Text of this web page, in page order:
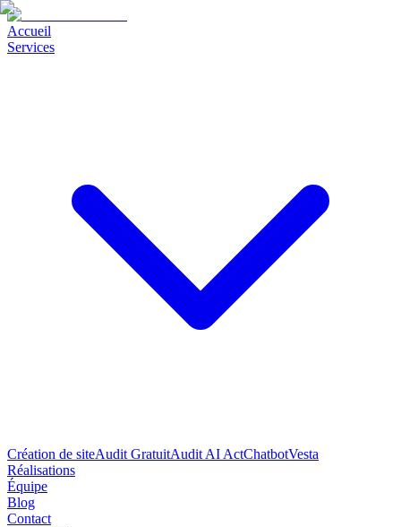
Accueil
Services
Création de siteAudit GratuitAudit AI ActChatbotVesta
Réalisations
Équipe
Blog
Contact